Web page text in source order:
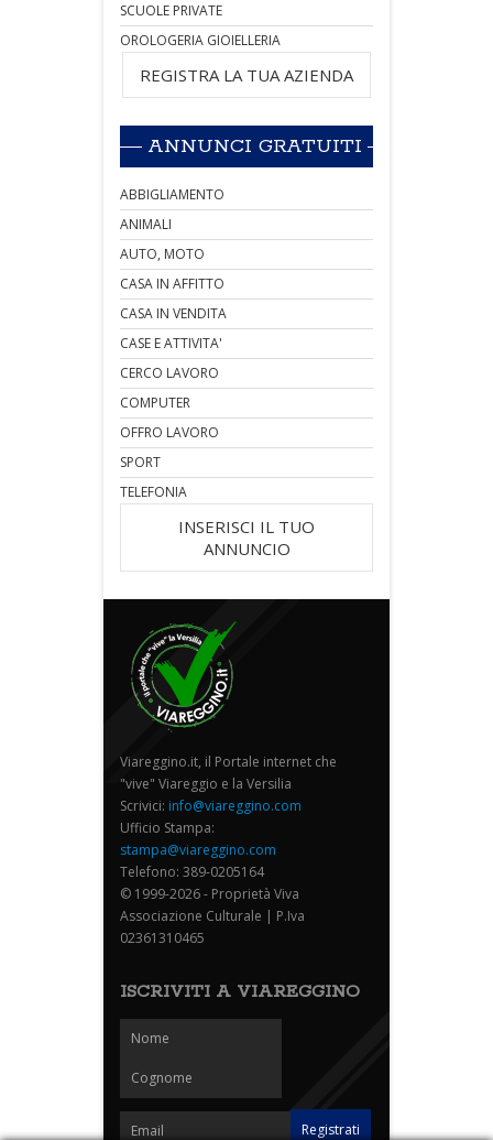
SCUOLE PRIVATE
OROLOGERIA GIOIELLERIA
REGISTRA LA TUA AZIENDA
ANNUNCI GRATUITI
ABBIGLIAMENTO
ANIMALI
AUTO, MOTO
CASA IN AFFITTO
CASA IN VENDITA
CASE E ATTIVITA'
CERCO LAVORO
COMPUTER
OFFRO LAVORO
SPORT
TELEFONIA
INSERISCI IL TUO
ANNUNCIO
Viareggino.it, il Portale internet che
"vive" Viareggio e la Versilia
Scrivici: info@viareggino.com
Ufficio Stampa:
stampa@viareggino.com
Telefono: 389-0205164
© 1999-2026 - Proprietà Viva
Associazione Culturale | P.Iva
02361310465
ISCRIVITI A VIAREGGINO